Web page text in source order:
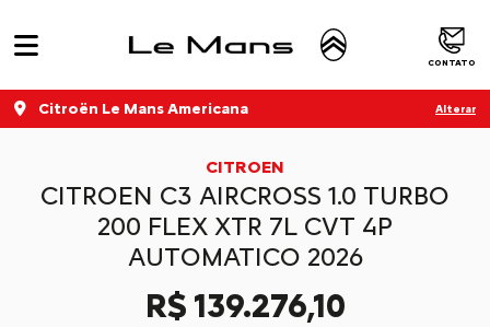
CONTATO
Citroën Le Mans Americana Alterar
CITROEN
CITROEN C3 AIRCROSS 1.0 TURBO
200 FLEX XTR 7L CVT 4P
AUTOMATICO 2026
R$ 139.276,10